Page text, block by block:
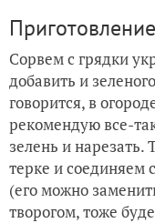
Приготовление
Сорвем с грядки
добавить и
говорится, в
рекомендую все-
зелень и
терке и
(его можно
творогом, тоже